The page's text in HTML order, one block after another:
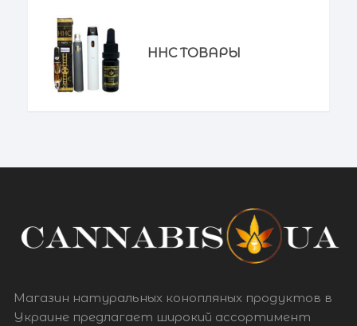
HHC ТОВАРЫ
Магазин натуральных конопляных продуктов в
Украине предлагает широкий ассортимент